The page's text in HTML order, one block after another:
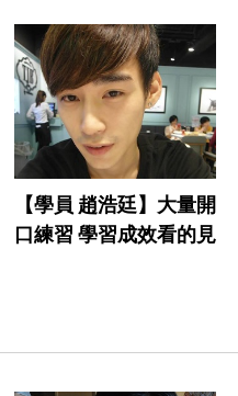
【學員 趙浩廷】大量開
口練習 學習成效看的見